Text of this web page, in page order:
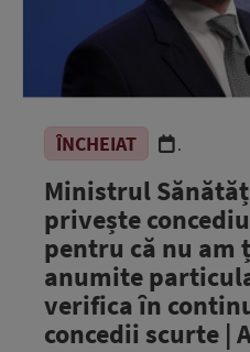
ÎNCHEIAT .
Ministrul
privește
pentru că nu am
anumite
verifica în
concedii scurte |